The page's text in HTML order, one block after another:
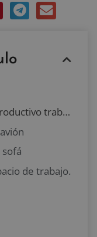
5 consejos para ser productivo trabajando a distancia
de trabajo.